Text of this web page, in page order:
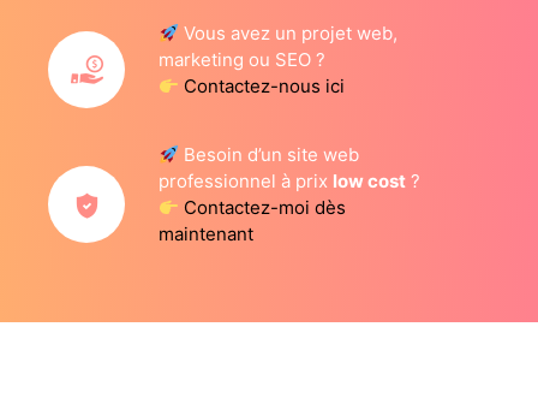
Vous avez un projet web,
marketing ou SEO ?
Contactez-nous ici
Besoin d’un site web
professionnel à prix low cost ?
Contactez-moi dès
maintenant